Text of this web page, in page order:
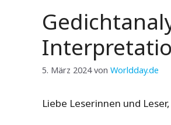
5. März 2024 von Worldday.de
Liebe Leserinnen und Leser,